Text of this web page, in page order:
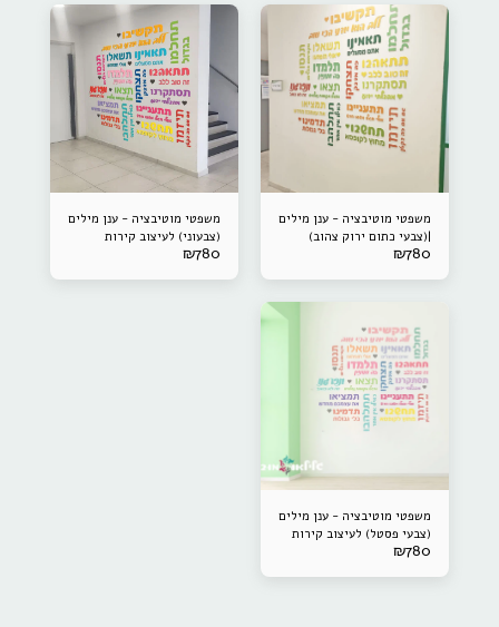
משפטי מוטיבציה - ענן מילים
|(צבעי כתום ירוק צהוב)
לעיצוב קירות
₪780
משפטי מוטיבציה - ענן מילים
(צבעוני) לעיצוב קירות
₪780
משפטי מוטיבציה - ענן מילים
(צבעי פסטל) לעיצוב קירות
₪780